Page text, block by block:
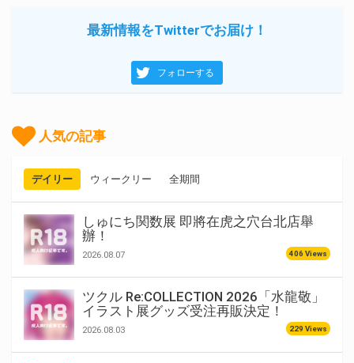
最新情報をTwitterでお届け！
フォローする
人気の記事
デイリー ウィークリー 全期間
しゅにち関数展 即將在虎之穴台北店舉
辦！
2026.08.07 406 Views
ツクル Re:COLLECTION 2026「水龍敬」
イラスト展グッズ受注再販決定！
2026.08.03 229 Views